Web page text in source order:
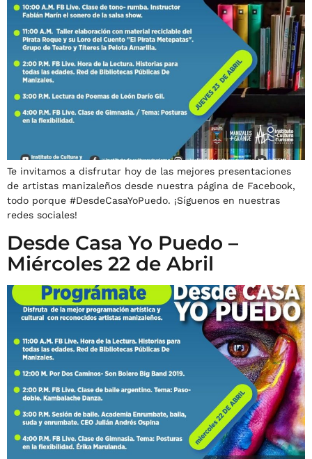
Te invitamos a disfrutar hoy de las mejores presentaciones
de artistas manizaleños desde nuestra página de Facebook,
todo porque #DesdeCasaYoPuedo. ¡Síguenos en nuestras
redes sociales!
Desde Casa Yo Puedo –
Miércoles 22 de Abril